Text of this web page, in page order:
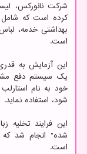
شرکت نانورکس،
کرده است که شامل
بهداشتی خدمه،
است.
این آزمایش به
یک سیستم دفع
شود، استفاده نماید.
این فرایند تخلیه
است.